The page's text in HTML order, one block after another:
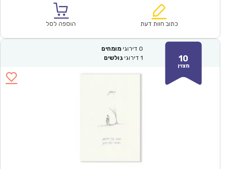
₪70.00.
הוא:
כתוב חוות דעת הוספה לסל
10
מצוין
0 דירוגי מומחים
1 דירוגי גולשים